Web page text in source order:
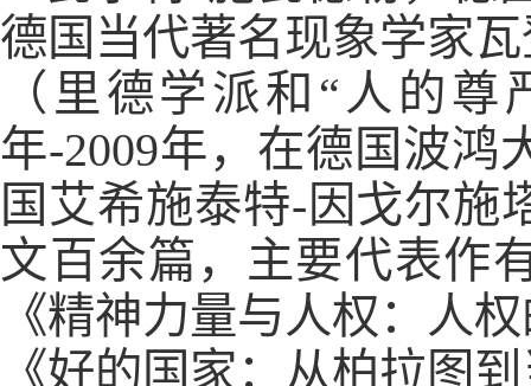
德国当代著名现象学家
（里德学派和“人的
年-2009年，在德国波鸿
国艾希施泰特-因戈尔施
文百余篇，主要代表作
《精神力量与人权：人
《好的国家：从柏拉图